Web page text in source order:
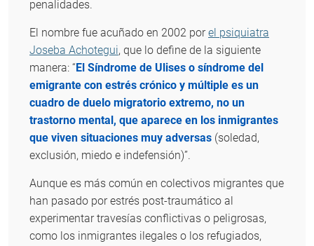
penalidades.
El nombre fue acuñado en 2002 porel psiquiatra
Joseba Achotegui, que lo define de la siguiente
manera: “El Síndrome de Ulises o síndrome del
emigrante con estrés crónico y múltiple es un
cuadro de duelo migratorio extremo, no un
trastorno mental, que aparece en los inmigrantes
que viven situaciones muy adversas (soledad,
exclusión, miedo e indefensión)”.
Aunque es más común en colectivos migrantes que
han pasado por estrés post-traumático al
experimentar travesías conflictivas o peligrosas,
como los inmigrantes ilegales o los refugiados,